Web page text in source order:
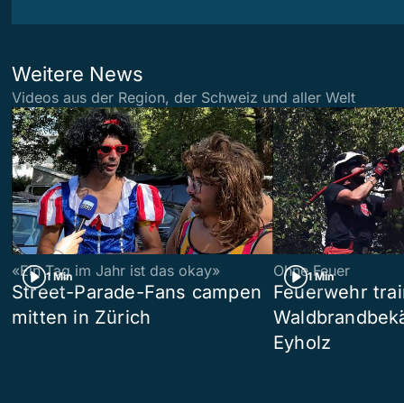
Weitere News
Videos aus der Region, der Schweiz und aller Welt
1 Min
«Ein Tag im Jahr ist das okay»
Street-Parade-Fans campen
mitten in Zürich
1 Min
Ohne Feuer
Feuerwehr
Eyholz